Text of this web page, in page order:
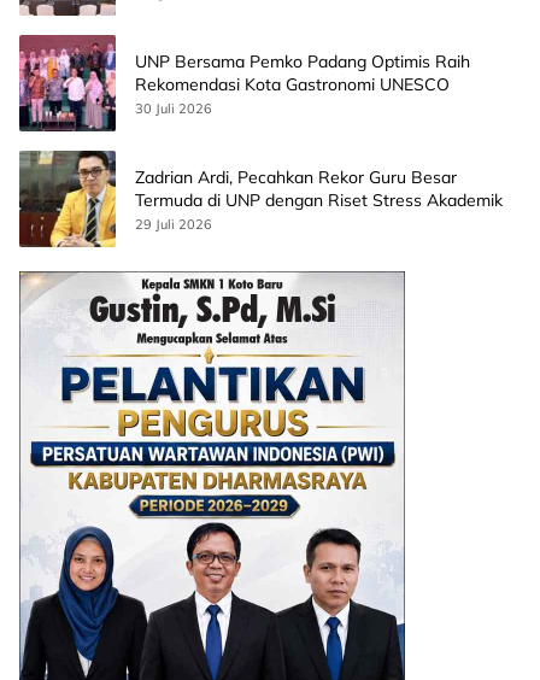
UNP Bersama Pemko Padang Optimis Raih
Rekomendasi Kota Gastronomi UNESCO
30 Juli 2026
Zadrian Ardi, Pecahkan Rekor Guru Besar
Termuda di UNP dengan Riset Stress Akademik
29 Juli 2026